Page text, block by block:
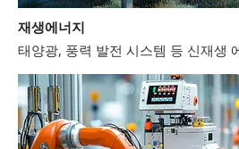
재생에너지
태양광, 풍력 발전 시스템 등 신재생